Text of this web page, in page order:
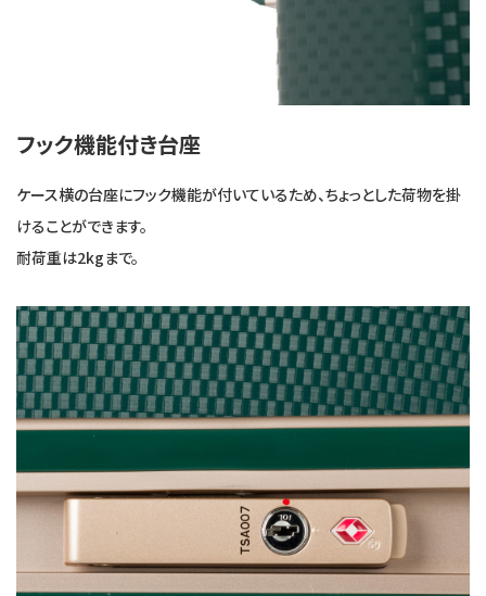
フック機能付き台座
ケース横の台座にフック機能が付いているため、ちょっとした荷物を掛
けることができます。
耐荷重は2kgまで。